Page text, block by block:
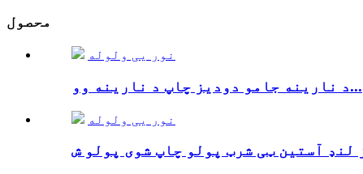
محصول
نور یی ولوله
د نارینه جامو دودیز چاپ د نارینه وو...
نور یی ولوله